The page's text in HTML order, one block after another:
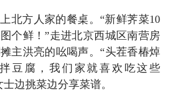
北方人家的餐桌。“新鲜荠菜10
个鲜！”走进北京西城区南营房
主洪亮的吆喝声。“头茬香椿焯
豆腐，我们家就喜欢吃这些
边挑菜边分享菜谱。